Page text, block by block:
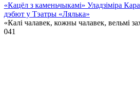
«Кацёл з каменьчыкамі» Уладзіміра
дэбют у Тэатры «Лялька»
«Калі чалавек, кожны чалавек, вельмі
041